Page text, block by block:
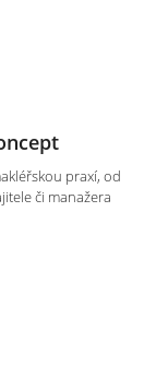
praxí, od
či manažera